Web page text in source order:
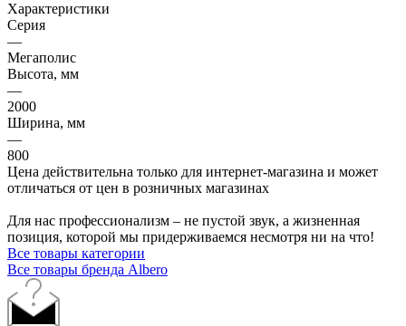
Характеристики
Серия
—
Мегаполис
Высота, мм
—
2000
Ширина, мм
—
800
Цена действительна только для интернет-магазина и может
отличаться от цен в розничных магазинах
Для нас профессионализм – не пустой звук, а жизненная
позиция, которой мы придерживаемся несмотря ни на что!
Все товары категории
Все товары бренда Albero